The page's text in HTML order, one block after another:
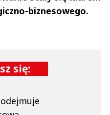
biznesowego.
się: